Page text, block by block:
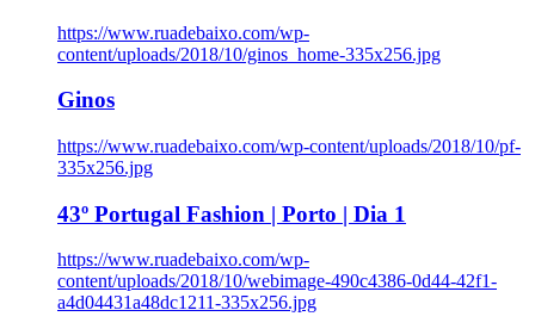
https://www.ruadebaixo.com/wp-
content/uploads/2018/10/ginos_home-335x256.jpg
Ginos
https://www.ruadebaixo.com/wp-content/uploads/2018/10/pf-
335x256.jpg
43º Portugal Fashion | Porto | Dia 1
https://www.ruadebaixo.com/wp-
content/uploads/2018/10/webimage-490c4386-0d44-42f1-
a4d04431a48dc1211-335x256.jpg